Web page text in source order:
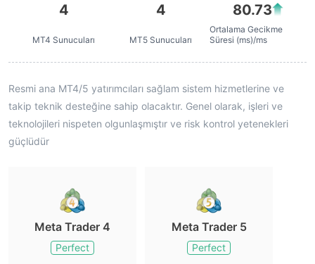
4
MT4 Sunucuları
4
MT5 Sunucuları
80.73
Ortalama Gecikme
Süresi (ms)/ms
Resmi ana MT4/5 yatırımcıları sağlam sistem hizmetlerine ve
takip teknik desteğine sahip olacaktır. Genel olarak, işleri ve
teknolojileri nispeten olgunlaşmıştır ve risk kontrol yetenekleri
güçlüdür
Meta Trader 4
Perfect
Meta Trader 5
Perfect